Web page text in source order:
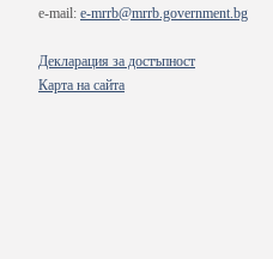
e-mail: e-mrrb@mrrb.government.bg
Декларация за достъпност
Карта на сайта